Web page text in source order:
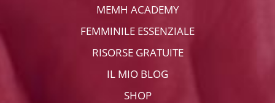
MEMH ACADEMY
FEMMINILE ESSENZIALE
RISORSE GRATUITE
IL MIO BLOG
SHOP